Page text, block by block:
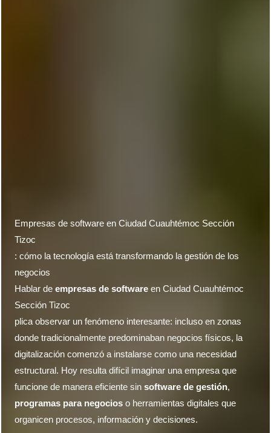
Empresas de software en Ciudad Cuauhtémoc Sección
Tizoc
: cómo la tecnología está transformando la gestión de los
negocios
Hablar deempresas de softwareen Ciudad Cuauhtémoc
Sección Tizoc
plica observar un fenómeno interesante: incluso en zonas
donde tradicionalmente predominaban negocios físicos, la
digitalización comenzó a instalarse como una necesidad
estructural. Hoy resulta difícil imaginar una empresa que
funcione de manera eficiente sinsoftware de gestión,
programas para negocios o herramientas digitales que
organicen procesos, información y decisiones.